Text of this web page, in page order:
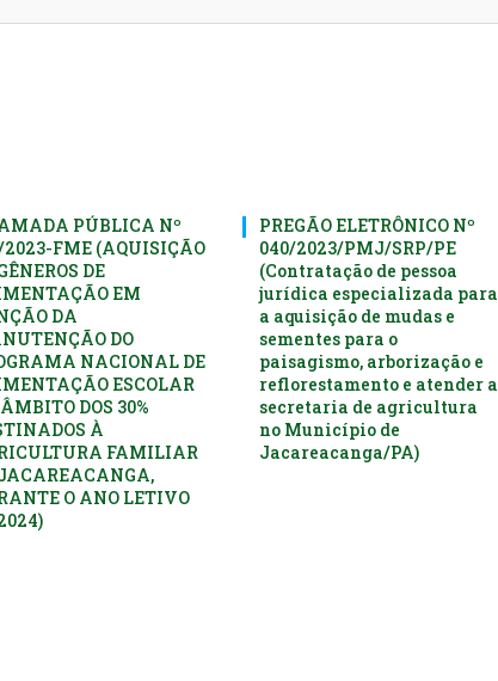
PÚBLICA Nº
2023-FME (AQUISIÇÃO
DE
EM
DA
DO
NACIONAL DE
ESCOLAR
DOS 30%
À
FAMILIAR
O ANO LETIVO
PREGÃO ELETRÔNICO Nº
040/2023/PMJ/SRP/PE
(Contratação de pessoa
jurídica especializada para
a aquisição de mudas e
sementes para o
paisagismo, arborização e
reflorestamento e atender a
secretaria de agricultura
no Município de
Jacareacanga/PA)